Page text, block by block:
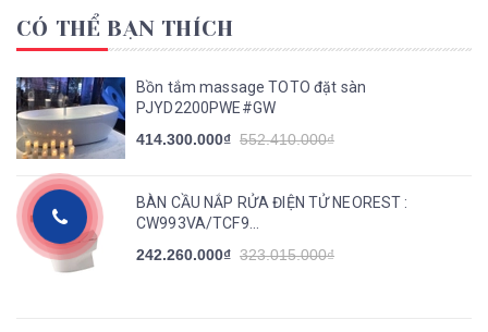
CÓ THỂ BẠN THÍCH
Bồn tắm massage TOTO đặt sàn
PJYD2200PWE#GW
414.300.000₫ 552.410.000₫
BÀN CẦU NẮP RỬA ĐIỆN TỬ NEOREST :
CW993VA/TCF9...
242.260.000₫ 323.015.000₫